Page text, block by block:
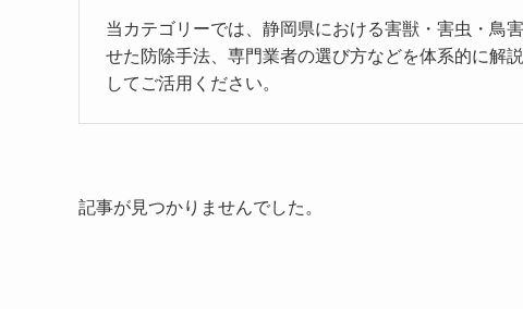
当カテゴリーでは、静岡県における害獣・害虫・鳥
せた防除手法、専門業者の選び方などを体系的に解
してご活用ください。
記事が見つかりませんでした。